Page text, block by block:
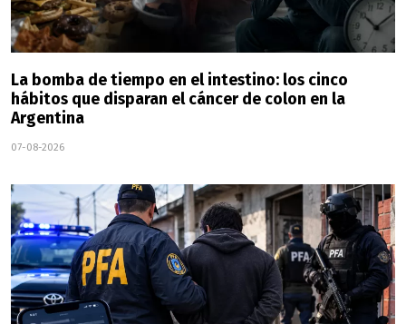
La bomba de tiempo en el intestino: los cinco
hábitos que disparan el cáncer de colon en la
Argentina
07-08-2026